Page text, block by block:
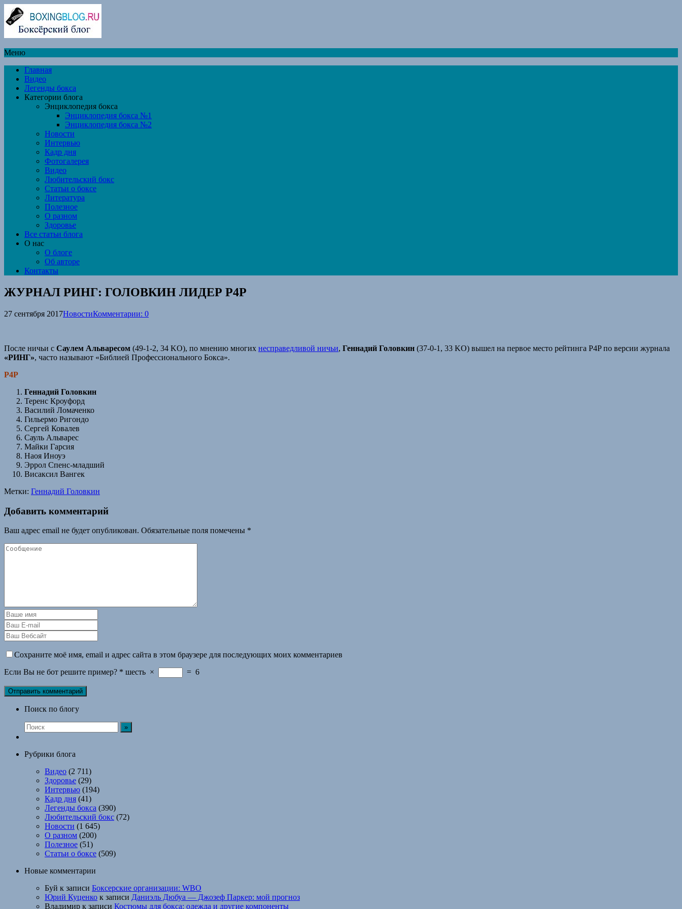
Меню
Главная
Видео
Легенды бокса
Категории блога
Энциклопедия бокса
Энциклопедия бокса №1
Энциклопедия бокса №2
Новости
Интервью
Кадр дня
Фотогалерея
Видео
Любительский бокс
Статьи о боксе
Литература
Полезное
О разном
Здоровье
Все статьи блога
О нас
О блоге
Об авторе
Контакты
ЖУРНАЛ РИНГ: ГОЛОВКИН ЛИДЕР P4P
27 сентября 2017НовостиКомментарии: 0
После ничьи с Саулем Альваресом (49-1-2, 34 KO), по мнению многих несправедливой ничьи, Геннадий Головкин (37-0-1, 33 KO) вышел на первое место рейтинга P4P по версии журнала
«РИНГ», часто называют «Библией Профессионального Бокса».
P4P
Геннадий Головкин
Теренс Кроуфорд
Василий Ломаченко
Гильермо Ригондо
Сергей Ковалев
Сауль Альварес
Майки Гарсия
Наоя Иноуэ
Эррол Спенс-младший
Висаксил Вангек
Метки: Геннадий Головкин
Добавить комментарий
Ваш адрес email не будет опубликован. Обязательные поля помечены *
Сохраните моё имя, email и адрес сайта в этом браузере для последующих моих комментариев
Если Вы не бот решите пример? * шесть × = 6
Поиск по блогу
Рубрики блога
Видео (2 711)
Здоровье (29)
Интервью (194)
Кадр дня (41)
Легенды бокса (390)
Любительский бокс (72)
Новости (1 645)
О разном (200)
Полезное (51)
Статьи о боксе (509)
Новые комментарии
Буй к записи Боксерские организации: WBO
Юрий Куценко к записи Даниэль Дюбуа — Джозеф Паркер: мой прогноз
Владимир к записи Костюмы для бокса: одежда и другие компоненты